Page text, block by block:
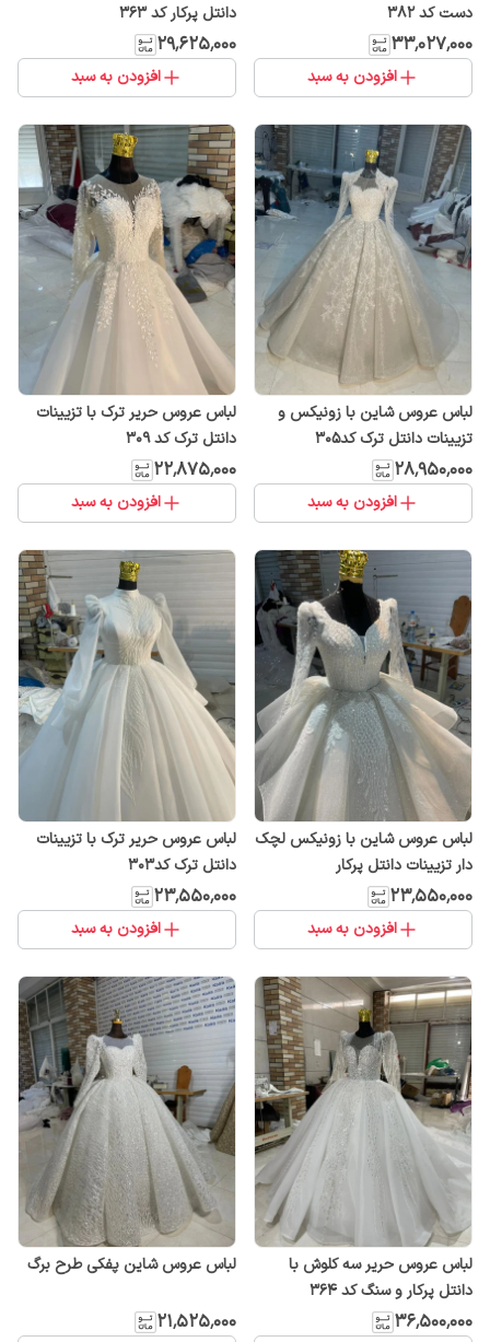
دست کد ۳۸۲
۳۳٬۰۲۷٬۰۰۰
افزودن به سبد
دانتل پرکار کد ۳۶۳
۲۹٬۶۲۵٬۰۰۰
افزودن به سبد
لباس عروس شاین با زونیکس و
تزیینات دانتل ترک کد305
۲۸٬۹۵۰٬۰۰۰
افزودن به سبد
لباس عروس حریر ترک با تزیینات
دانتل ترک کد ۳۰۹
۲۲٬۸۷۵٬۰۰۰
افزودن به سبد
لباس عروس شاین با زونیکس لچک
دار تزیینات دانتل پرکار
۲۳٬۵۵۰٬۰۰۰
افزودن به سبد
لباس عروس حریر ترک با تزیینات
دانتل ترک کد۳۰۳
۲۳٬۵۵۰٬۰۰۰
افزودن به سبد
لباس عروس حریر سه کلوش با
دانتل پرکار و سنگ کد ۳۶۴
۳۶٬۵۰۰٬۰۰۰
لباس عروس شاین پفکی طرح برگ
۲۱٬۵۲۵٬۰۰۰